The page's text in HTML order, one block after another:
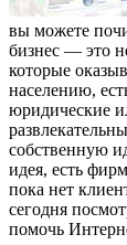
вы можете
бизнес — это
которые
населению,
юридические
собственную
идея, есть
пока нет
сегодня
помочь